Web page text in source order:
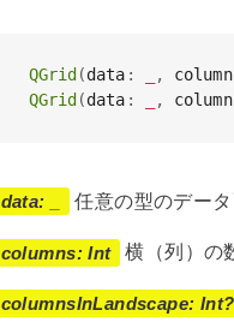
QGrid (data : ,
QGrid (data : ,
data: _ 任意の型のデー
columns: Int 横（列）の
columnsInLandscape: Int?